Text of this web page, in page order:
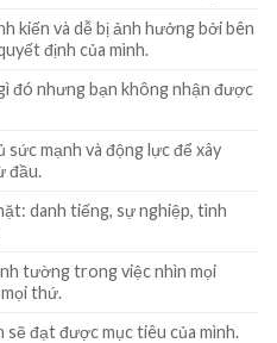
kiến và dễ bị ảnh hưởng bởi bên
định của mình.
đó nhưng bạn không nhận được
sức mạnh và động lực để xây
đầu.
danh tiếng, sự nghiệp, tình
tường trong việc nhìn mọi
thứ.
sẽ đạt được mục tiêu của mình.